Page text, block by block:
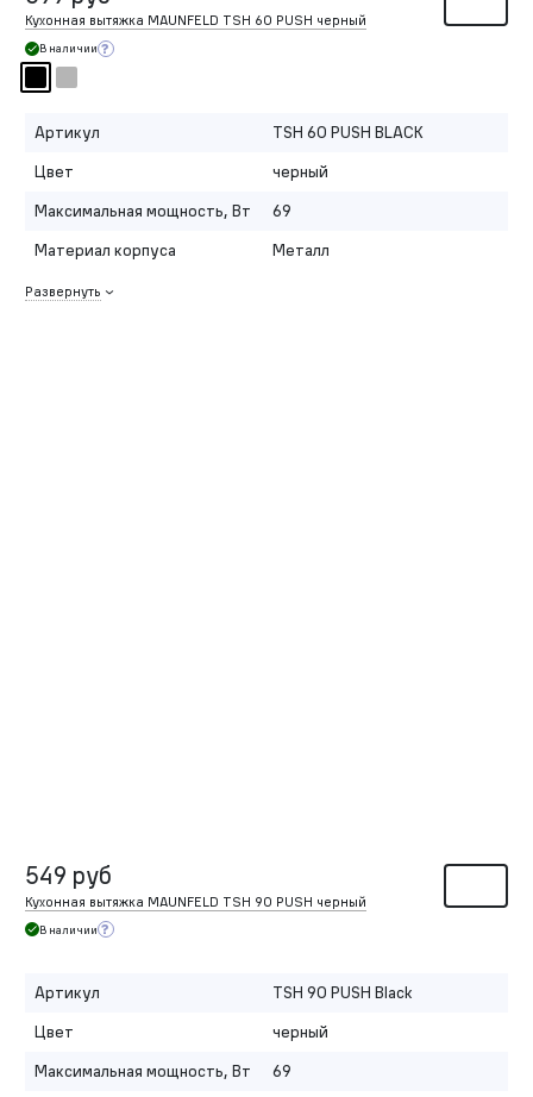
Кухонная вытяжка MAUNFELD TSH 60 PUSH черный
В наличии
Артикул
TSH 60 PUSH BLACK
Цвет
черный
Максимальная мощность, Вт
69
Материал корпуса
Металл
Развернуть
549 руб
Кухонная вытяжка MAUNFELD TSH 90 PUSH черный
В наличии
Артикул
TSH 90 PUSH Black
Цвет
черный
Максимальная мощность, Вт
69